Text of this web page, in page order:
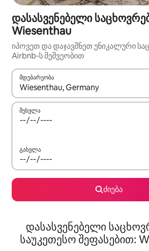
დასასვენებელი
Wiesenthau
იპოვეთ და დაჯავშნეთ უნიკალური
Airbnb-ს მეშვეობით
მდებარეობა
როცა შედეგები ხელმისაწვდომი
შესვლა
გასვლა
ძიება
დასასვენებელი
საუკეთესო შეფასებით: